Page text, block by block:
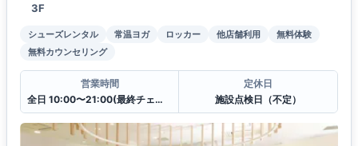
3F
シューズレンタル 常温ヨガ ロッカー 他店舗利用
無料体験
無料カウンセリング
営業時間
全日 10:00〜21:00(最終チェックイン20:30)
定休日
施設点検日（不定）